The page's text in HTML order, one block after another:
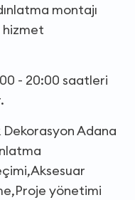
montajı
hizmet
- 20:00 saatleri
Adana
yönetimi